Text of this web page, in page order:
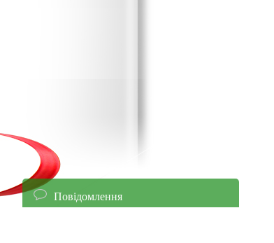
Повідомлення